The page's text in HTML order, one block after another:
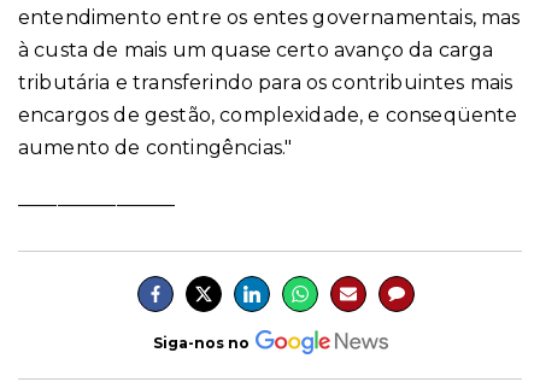
entendimento entre os entes governamentais, mas
à custa de mais um quase certo avanço da carga
tributária e transferindo para os contribuintes mais
encargos de gestão, complexidade, e conseqüente
aumento de contingências."
Siga-nos no